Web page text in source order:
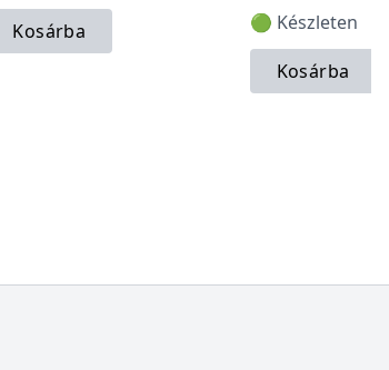
Kosárba
🟢 Készleten
Kosárba